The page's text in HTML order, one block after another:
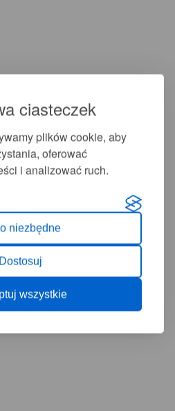
ciasteczek
plików cookie, aby
oferować
i analizować ruch.
niezbędne
Dostosuj
wszystkie